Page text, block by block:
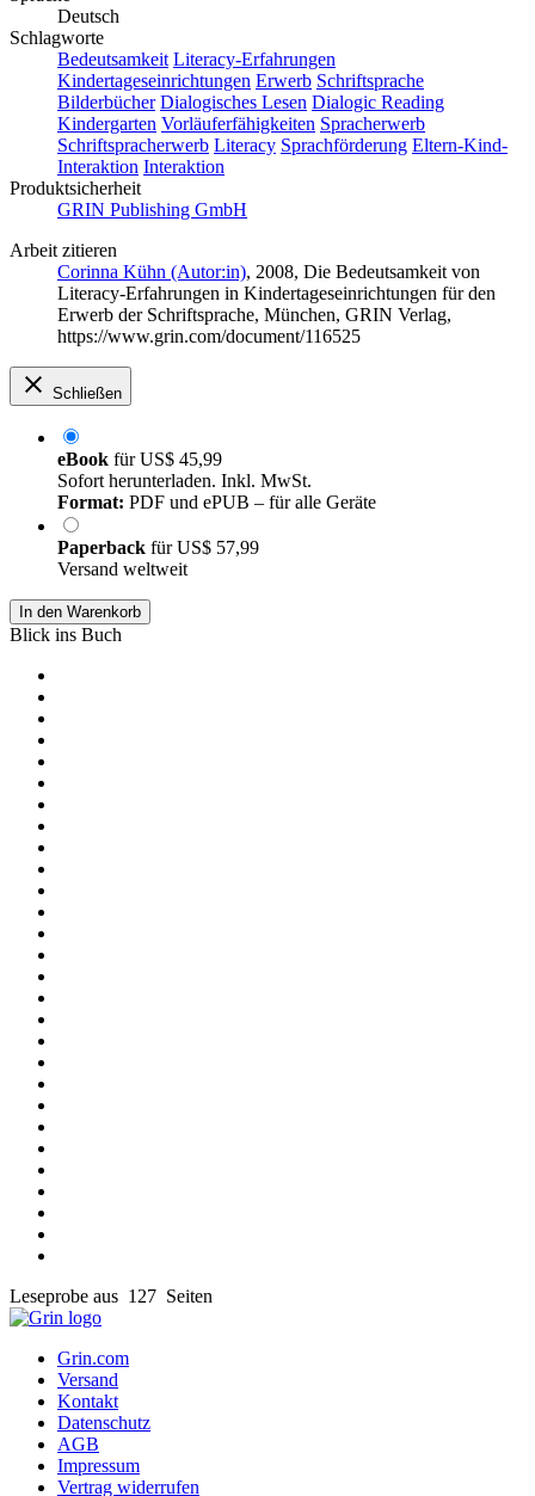
Deutsch
Schlagworte
Bedeutsamkeit Literacy-Erfahrungen
Kindertageseinrichtungen Erwerb Schriftsprache
Bilderbücher Dialogisches Lesen Dialogic Reading
Kindergarten Vorläuferfähigkeiten Spracherwerb
Schriftspracherwerb Literacy Sprachförderung Eltern-Kind-
Interaktion Interaktion
Produktsicherheit
GRIN Publishing GmbH
Arbeit zitieren
Corinna Kühn (Autor:in), 2008, Die Bedeutsamkeit von
Literacy-Erfahrungen in Kindertageseinrichtungen für den
Erwerb der Schriftsprache, München, GRIN Verlag,
https://www.grin.com/document/116525
Schließen
eBook fürUS$ 45,99
Sofort herunterladen. Inkl. MwSt.
Format: PDF und ePUB – für alle Geräte
Paperback fürUS$ 57,99
Versand weltweit
In den Warenkorb
Blick ins Buch
Leseprobe aus 127 Seiten
Grin.com
Versand
Kontakt
Datenschutz
AGB
Impressum
Vertrag widerrufen